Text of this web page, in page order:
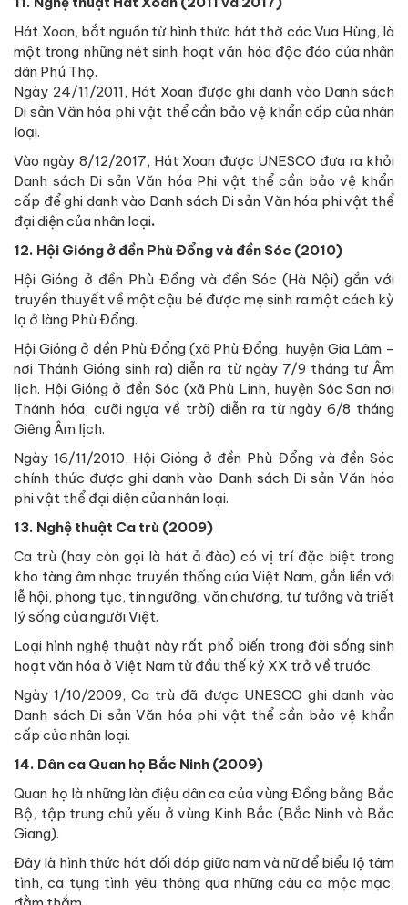
Hát Xoan, bắt nguồn từ hình thức hát thờ các Vua Hùng, là
một trong những nét sinh hoạt văn hóa độc đáo của nhân
dân Phú Thọ.
Ngày 24/11/2011, Hát Xoan được ghi danh vào Danh sách
Di sản Văn hóa phi vật thể cần bảo vệ khẩn cấp của nhân
loại.
Vào ngày 8/12/2017, Hát Xoan được UNESCO đưa ra khỏi
Danh sách Di sản Văn hóa Phi vật thể cần bảo vệ khẩn
cấp để ghi danh vào Danh sách Di sản Văn hóa phi vật thể
đại diện của nhân loại.
12. Hội Gióng ở đền Phù Đổng và đền Sóc (2010)
Hội Gióng ở đền Phù Đổng và đền Sóc (Hà Nội) gắn với
truyền thuyết về một cậu bé được mẹ sinh ra một cách kỳ
lạ ở làng Phù Đổng.
Hội Gióng ở đền Phù Đổng (xã Phù Đổng, huyện Gia Lâm -
nơi Thánh Gióng sinh ra) diễn ra từ ngày 7/9 tháng tư Âm
lịch. Hội Gióng ở đền Sóc (xã Phù Linh, huyện Sóc Sơn nơi
Thánh hóa, cưỡi ngựa về trời) diễn ra từ ngày 6/8 tháng
Giêng Âm lịch.
Ngày 16/11/2010, Hội Gióng ở đền Phù Đổng và đền Sóc
chính thức được ghi danh vào Danh sách Di sản Văn hóa
phi vật thể đại diện của nhân loại.
13. Nghệ thuật Ca trù (2009)
Ca trù (hay còn gọi là hát ả đào) có vị trí đặc biệt trong
kho tàng âm nhạc truyền thống của Việt Nam, gắn liền với
lễ hội, phong tục, tín ngưỡng, văn chương, tư tưởng và triết
lý sống của người Việt.
Loại hình nghệ thuật này rất phổ biến trong đời sống sinh
hoạt văn hóa ở Việt Nam từ đầu thế kỷ XX trở về trước.
Ngày 1/10/2009, Ca trù đã được UNESCO ghi danh vào
Danh sách Di sản Văn hóa phi vật thể cần bảo vệ khẩn
cấp của nhân loại.
14. Dân ca Quan họ Bắc Ninh (2009)
Quan họ là những làn điệu dân ca của vùng Đồng bằng Bắc
Bộ, tập trung chủ yếu ở vùng Kinh Bắc (Bắc Ninh và Bắc
Giang).
Đây là hình thức hát đối đáp giữa nam và nữ để biểu lộ tâm
tình, ca tụng tình yêu thông qua những câu ca mộc mạc,